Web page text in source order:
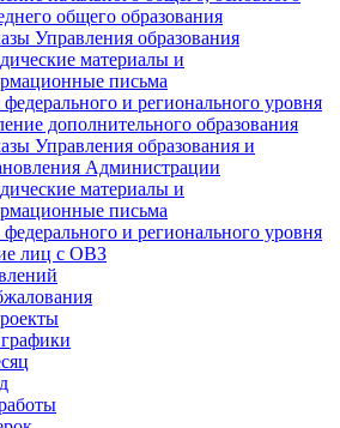
общего образования
Управления образования
материалы и
письма
и регионального уровня
дополнительного образования
Управления образования и
Администрации
материалы и
письма
и регионального уровня
лиц с ОВЗ